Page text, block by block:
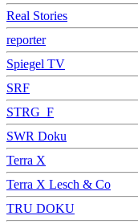
Real Stories
reporter
Spiegel TV
SRF
STRG_F
SWR Doku
Terra X
Terra X Lesch & Co
TRU DOKU